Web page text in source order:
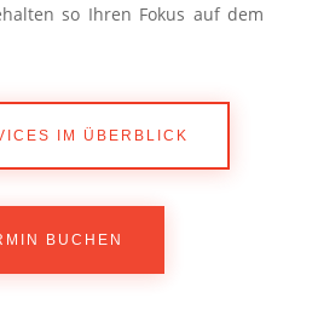
so Ihren Fokus auf dem
IM ÜBERBLICK
BUCHEN